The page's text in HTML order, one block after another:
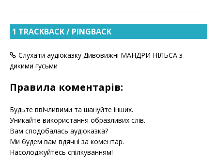
1 TRACKBACK / PINGBACK
Слухати аудіоказку Дивовижні МАНДРИ НІЛЬСА з
дикими гусьми
Правила коментарів:
Будьте ввічливими та шануйте інших.
Уникайте використання образливих слів.
Вам сподобалась аудіоказка?
Ми будем вам вдячні за коментар.
Насолоджуйтесь спілкуванням!